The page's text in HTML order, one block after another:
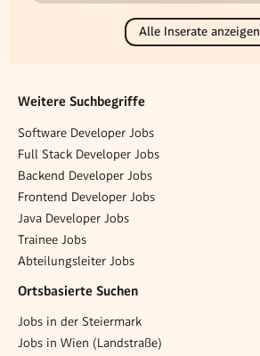
Alle Inserate anzeigen
Weitere Suchbegriffe
Software Developer Jobs
Full Stack Developer Jobs
Backend Developer Jobs
Frontend Developer Jobs
Java Developer Jobs
Trainee Jobs
Abteilungsleiter Jobs
Ortsbasierte Suchen
Jobs in der Steiermark
Jobs in Wien (Landstraße)